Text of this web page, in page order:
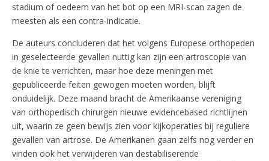
stadium of oedeem van het bot op een MRI-scan zagen de
meesten als een contra-indicatie.
De auteurs concluderen dat het volgens Europese orthopeden
in geselecteerde gevallen nuttig kan zijn een artroscopie van
de knie te verrichten, maar hoe deze meningen met
gepubliceerde feiten gewogen moeten worden, blijft
onduidelijk. Deze maand bracht de Amerikaanse vereniging
van orthopedisch chirurgen nieuwe evidencebased richtlijnen
uit, waarin ze geen bewijs zien voor kijkoperaties bij reguliere
gevallen van artrose. De Amerikanen gaan zelfs nog verder en
vinden ook het verwijderen van destabiliserende